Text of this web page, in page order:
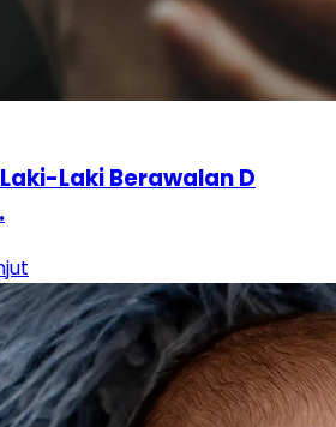
Laki Berawalan D